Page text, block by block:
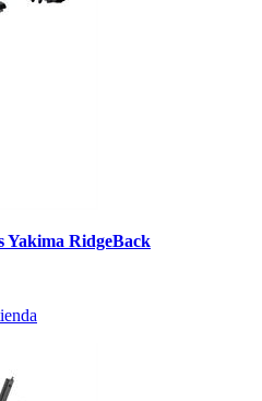
Yakima RidgeBack